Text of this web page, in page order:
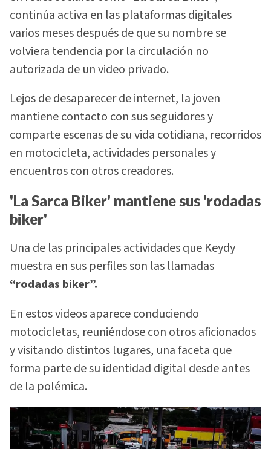
continúa activa en las plataformas digitales
varios meses después de que su nombre se
volviera tendencia por la circulación no
autorizada de un video privado.
Lejos de desaparecer de internet, la joven
mantiene contacto con sus seguidores y
comparte escenas de su vida cotidiana, recorridos
en motocicleta, actividades personales y
encuentros con otros creadores.
'La Sarca Biker' mantiene sus 'rodadas
biker'
Una de las principales actividades que Keydy
muestra en sus perfiles son las llamadas
“rodadas biker”.
En estos videos aparece conduciendo
motocicletas, reuniéndose con otros aficionados
y visitando distintos lugares, una faceta que
forma parte de su identidad digital desde antes
de la polémica.